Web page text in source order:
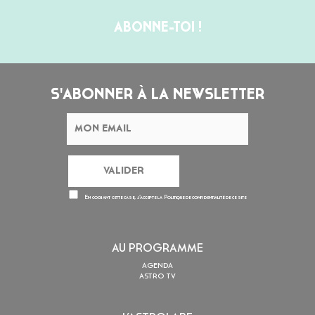
ABONNE-TOI !
S'ABONNER À LA NEWSLETTER
En cochant cette case, j’accepte la Politique de confidentialitéde ce site
AU PROGRAMME
AGENDA
ASTRO TV